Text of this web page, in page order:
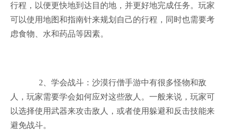
行程，以便更快地到达目的地，并更好地完成任务。玩家
可以使用地图和指南针来规划自己的行程，同时也需要考
虑食物、水和药品等因素。
2、学会战斗：沙漠行僧手游中有很多怪物和敌
人，玩家需要学会如何应对这些敌人。一般来说，玩家可
以选择使用武器来攻击敌人，或者使用躲避和反击技能来
避免战斗。